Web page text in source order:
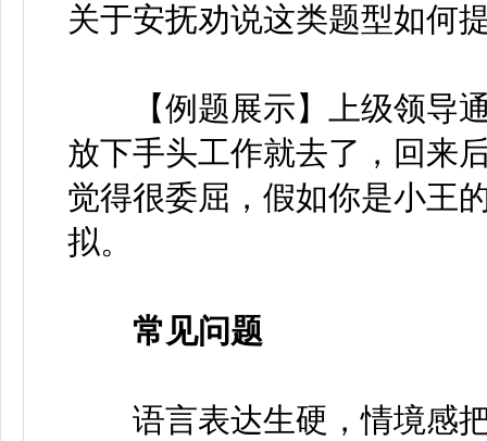
关于安抚劝说这类题型如何
【例题展示】上级领导通
放下手头工作就去了，回来
觉得很委屈，假如你是小王
拟。
常见问题
语言表达生硬，情境感把